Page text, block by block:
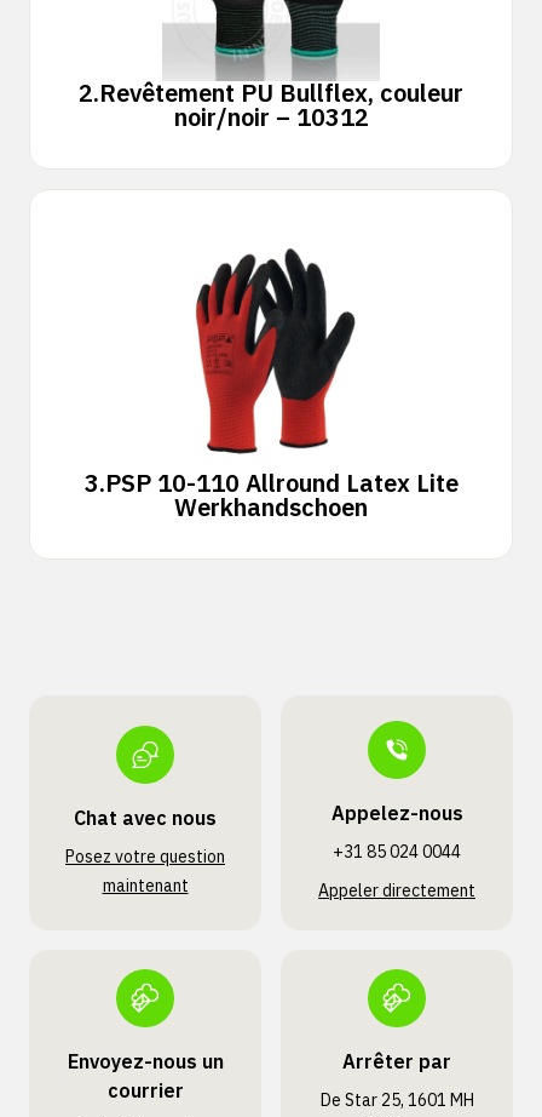
2.Revêtement PU Bullflex, couleur
noir/noir – 10312
3.PSP 10-110 Allround Latex Lite
Werkhandschoen
Chat avec nous
Posez votre question
maintenant
Appelez-nous
+31 85 024 0044
Appeler directement
Envoyez-nous un
courrier
Arrêter par
De Star 25, 1601 MH